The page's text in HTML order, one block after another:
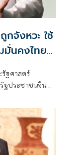
จังหวะ ใช้
มั่นคงไทย
ฐศาสตร์
รัฐประชาชนจีน